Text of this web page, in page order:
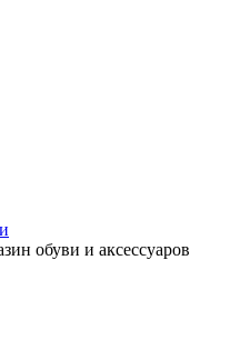
обуви и аксессуаров